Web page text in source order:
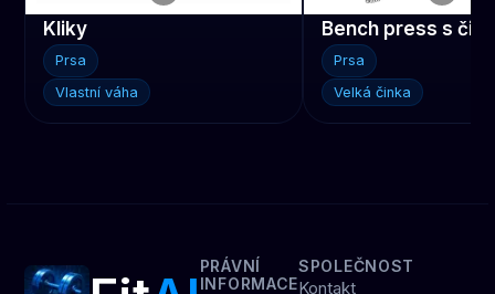
Kliky
Prsa
Vlastní váha
Bench press s
Prsa
Velká činka
PRÁVNÍ
INFORMACE
SPOLEČNOST
Kontakt